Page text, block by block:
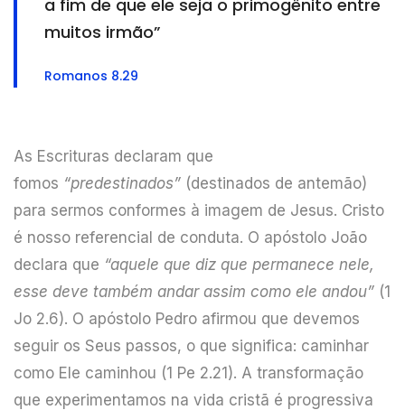
a fim de que ele seja o primogênito entre
muitos irmão”
Romanos 8.29
As Escrituras declaram que
fomos “predestinados” (destinados de antemão)
para sermos conformes à imagem de Jesus. Cristo
é nosso referencial de conduta. O apóstolo João
declara que “aquele que diz que permanece nele,
esse deve também andar assim como ele andou” (1
Jo 2.6). O apóstolo Pedro afirmou que devemos
seguir os Seus passos, o que significa: caminhar
como Ele caminhou (1 Pe 2.21). A transformação
que experimentamos na vida cristã é progressiva